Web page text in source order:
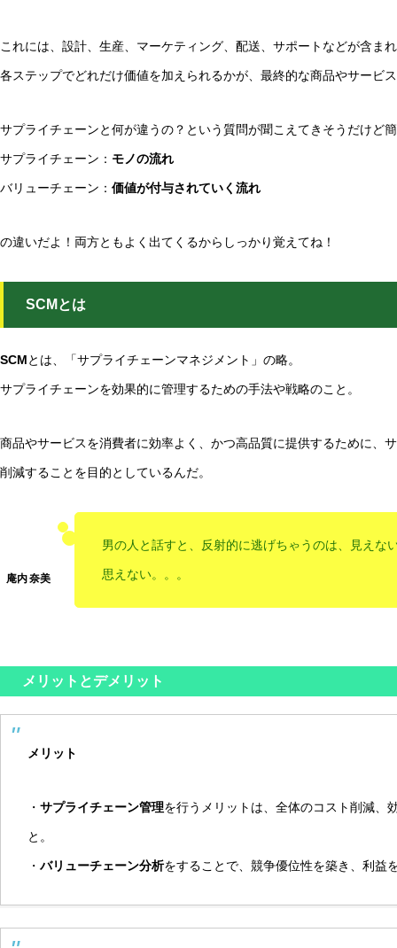
これには、設計、生産、マーケティング、配送、サポートなどが含ま
各ステップでどれだけ価値を加えられるかが、最終的な商品やサービ
サプライチェーンと何が違うの？という質問が聞こえてきそうだけど
サプライチェーン： モノの流れ
バリューチェーン： 価値が付与されていく流れ
の違いだよ！両方ともよく出てくるからしっかり覚えてね！
SCMとは
SCMとは、「サプライチェーンマネジメント」の略。
サプライチェーンを効果的に管理するための手法や戦略のこと。
商品やサービスを消費者に効率よく、かつ高品質に提供するために、
削減することを目的としているんだ。
男の人と話すと、反射的に逃げちゃうのは、見えな
思えない。。。
メリットとデメリット
メリット
・ サプライチェーン管理を行うメリットは、全体のコスト削減、
と。
・ バリューチェーン分析をすることで、競争優位性を築き、利益